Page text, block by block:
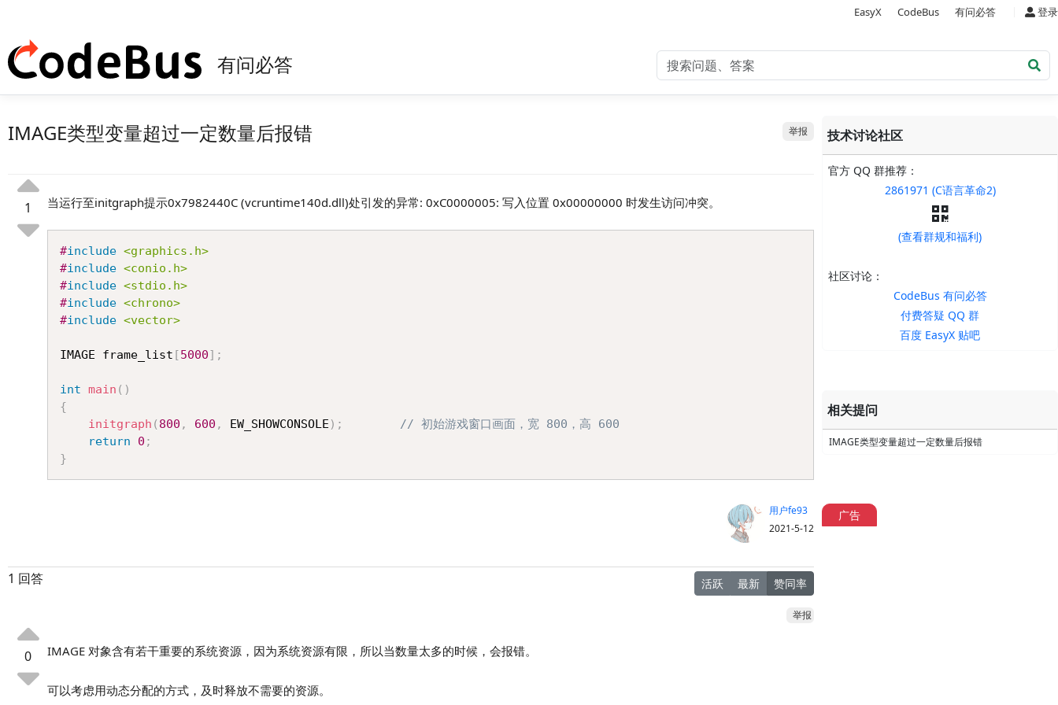
EasyX CodeBus 有问必答 登录
有问必答
举报
IMAGE类型变量超过一定数量后报错
1 当运行至initgraph提示0x7982440C (vcruntime140d.dll)处引发的异常: 0xC0000005: 写入位置 0x00000000 时发生访问冲突。
#include <graphics.h>
#include <conio.h>
#include <stdio.h>
#include <chrono>
#include <vector>
IMAGE frame_list [5000] ;
int main ( )
{
initgraph ( 800 , 600 , EW_SHOWCONSOLE ) ;
// 初始游戏窗口画面，宽 800，高 600
return
0 ;
}
用户fe93
2021-5-12
1 回答 活跃 最新 赞同率
举报
0 IMAGE 对象含有若干重要的系统资源，因为系统资源有限，所以当数量太多的时候，会报错。
可以考虑用动态分配的方式，及时释放不需要的资源。
技术讨论社区
官方 QQ 群推荐：
2861971 (C语言革命2)
(查看群规和福利)
社区讨论：
CodeBus 有问必答
付费答疑 QQ 群
百度 EasyX 贴吧
相关提问
IMAGE类型变量超过一定数量后报错
广告